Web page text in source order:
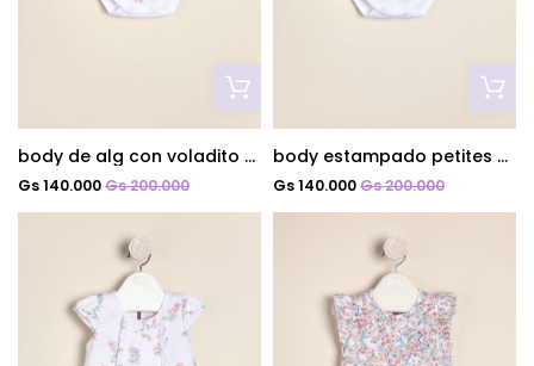
body de alg con voladito estamp cerezas
Gs 140.000Gs 200.000
body estampado petites vacances
Gs 140.000Gs 200.000